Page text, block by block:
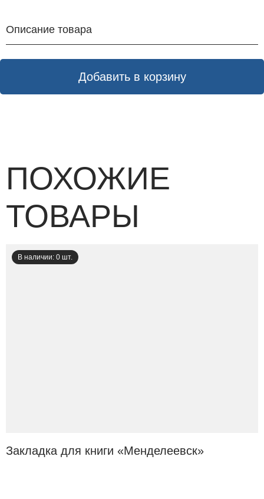
Описание товара
Добавить в корзину
ПОХОЖИЕ
ТОВАРЫ
В наличии: 0 шт.
Закладка для книги «Менделеевск»